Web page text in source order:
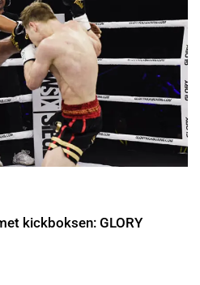
kickboksen: GLORY